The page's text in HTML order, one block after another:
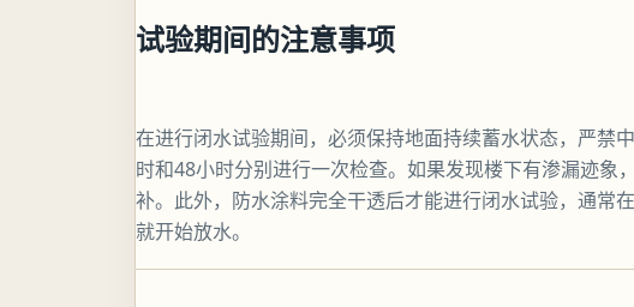
试验期间的注意事项
在进行闭水试验期间，必须保持地面持续蓄水状态，严禁
时和48小时分别进行一次检查。如果发现楼下有渗漏迹象
补。此外，防水涂料完全干透后才能进行闭水试验，通常
就开始放水。